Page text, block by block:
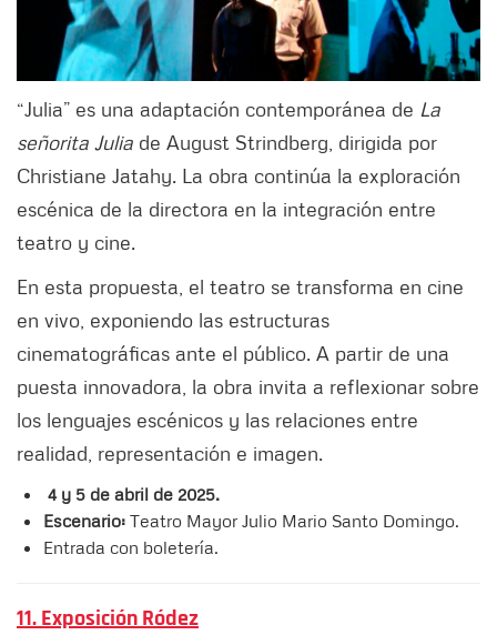
“Julia” es una adaptación contemporánea de La
señorita Julia de August Strindberg, dirigida por
Christiane Jatahy. La obra continúa la exploración
escénica de la directora en la integración entre
teatro y cine.
En esta propuesta, el teatro se transforma en cine
en vivo, exponiendo las estructuras
cinematográficas ante el público. A partir de una
puesta innovadora, la obra invita a reflexionar sobre
los lenguajes escénicos y las relaciones entre
realidad, representación e imagen.
4 y 5 de abril de 2025.
Escenario: Teatro Mayor Julio Mario Santo Domingo.
Entrada con boletería.
11. Exposición Ródez